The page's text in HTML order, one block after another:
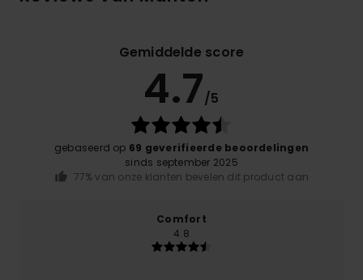
Gemiddelde score
4.7/5
gebaseerd op 69 geverifieerde beoordelingen
sinds september 2025
77% van onze klanten bevelen dit product aan
Comfort
4.8